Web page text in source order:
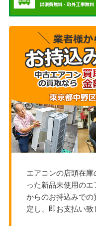
エアコンの店頭在
った新品未使用の
からのお持込みで
定し、即お支払い致